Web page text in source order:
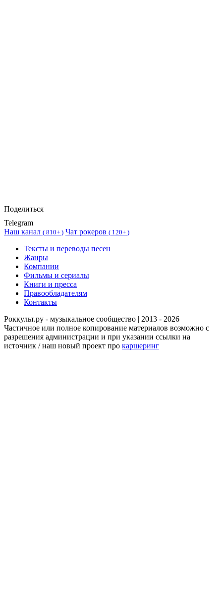
Поделиться
Telegram
Наш канал ( 810+ ) Чат рокеров ( 120+ )
Тексты и переводы песен
Жанры
Компании
Фильмы и сериалы
Книги и пресса
Правообладателям
Контакты
Роккульт.ру - музыкальное сообщество | 2013 - 2026
Частичное или полное копирование материалов возможно с
разрешения администрации и при указании ссылки на
источник / наш новый проект про каршеринг